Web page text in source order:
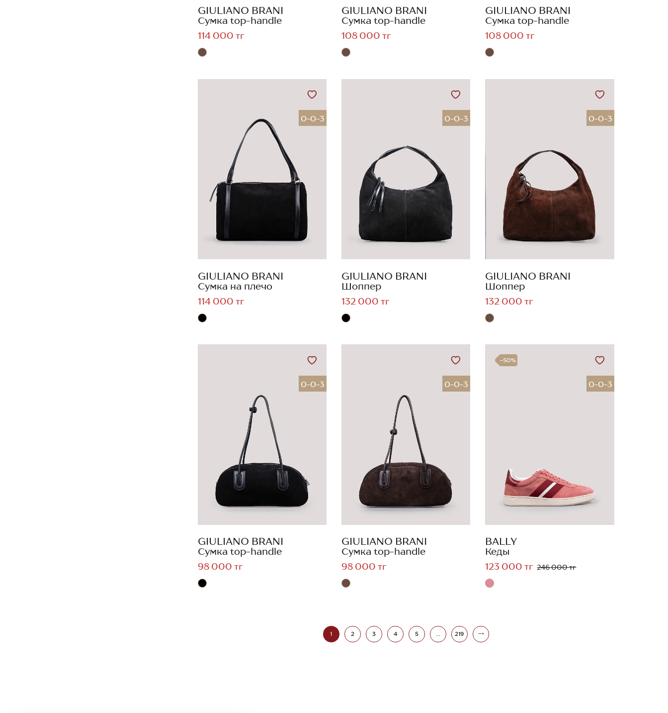
GIULIANO BRANI
Сумка top-handle
114 000 тг
GIULIANO BRANI
Сумка top-handle
108 000 тг
GIULIANO BRANI
Сумка top-handle
108 000 тг
0-0-3
GIULIANO BRANI
Сумка на плечо
114 000 тг
0-0-3
GIULIANO BRANI
Шоппер
132 000 тг
0-0-3
GIULIANO BRANI
Шоппер
132 000 тг
0-0-3
GIULIANO BRANI
Сумка top-handle
98 000 тг
0-0-3
GIULIANO BRANI
Сумка top-handle
98 000 тг
-50%
0-0-3
BALLY
Кеды
123 000 тг 246 000 тг
1 2 3 4 5 219